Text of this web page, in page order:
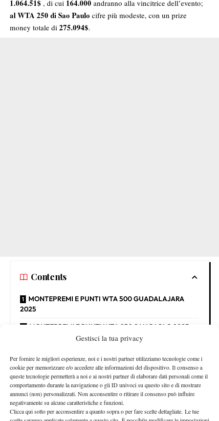
Gestisci la tua privacy
Per fornire le migliori esperienze, noi e i nostri partner utilizziamo tecnologie come i
cookie per memorizzare e/o accedere alle informazioni del dispositivo. Il consenso a
queste tecnologie permetterà a noi e ai nostri partner di elaborare dati personali come il
comportamento durante la navigazione o gli ID univoci su questo sito e di mostrare
annunci (non) personalizzati. Non acconsentire o ritirare il consenso può influire
negativamente su alcune caratteristiche e funzioni.
Clicca qui sotto per acconsentire a quanto sopra o per fare scelte dettagliate. Le tue
1.064.51$ , di cui 164.000 andranno alla vincitrice dell’evento;
al WTA 250 di Sao Paulo cifre più modeste, con un prize
money totale di 275.094$.
Contents
MONTEPREMI E PUNTI WTA 500 GUADALAJARA
2025
MONTEPREMI E PUNTI WTA 250 SAN PAOLO 2025
GUADALAJARA 2025
PRIMO TURNO –$ 11.300 (1 punto)
SECONDO TURNO –$ 15.700 (60 punti)
QUARTI DI FINALE –$ 28.695 (108 punti)